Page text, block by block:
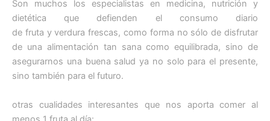
Son muchos los especialistas en medicina, nutrición y
dietética que defienden el consumo diario
de fruta y verdura frescas, como forma no sólo de disfrutar
de una alimentación tan sana como equilibrada, sino de
asegurarnos una buena salud ya no solo para el presente,
sino también para el futuro.
otras cualidades interesantes que nos aporta comer al